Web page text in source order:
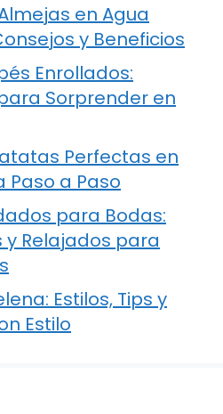
en Agua
y Beneficios
Enrollados:
Sorprender en
Perfectas en
Paso a Paso
para Bodas:
y Relajados para
Estilos, Tips y
Estilo